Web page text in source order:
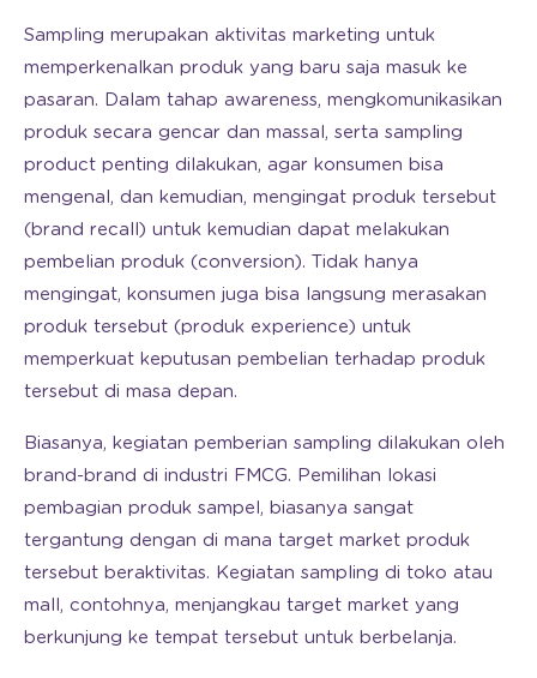
Sampling merupakan aktivitas marketing untuk
memperkenalkan produk yang baru saja masuk ke
pasaran. Dalam tahap awareness, mengkomunikasikan
produk secara gencar dan massal, serta sampling
product penting dilakukan, agar konsumen bisa
mengenal, dan kemudian, mengingat produk tersebut
(brand recall) untuk kemudian dapat melakukan
pembelian produk (conversion). Tidak hanya
mengingat, konsumen juga bisa langsung merasakan
produk tersebut (produk experience) untuk
memperkuat keputusan pembelian terhadap produk
tersebut di masa depan.
Biasanya, kegiatan pemberian sampling dilakukan oleh
brand-brand di industri FMCG. Pemilihan lokasi
pembagian produk sampel, biasanya sangat
tergantung dengan di mana target market produk
tersebut beraktivitas. Kegiatan sampling di toko atau
mall, contohnya, menjangkau target market yang
berkunjung ke tempat tersebut untuk berbelanja.